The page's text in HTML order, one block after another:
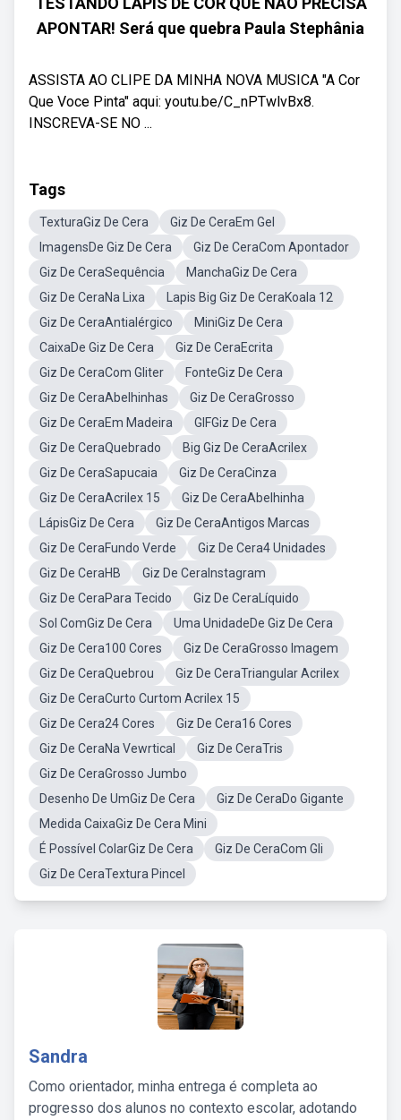
APONTAR! Será que quebra Paula Stephânia
ASSISTA AO CLIPE DA MINHA NOVA MUSICA "A Cor
Que Voce Pinta" aqui: youtu.be/C_nPTwlvBx8.
INSCREVA-SE NO ...
Tags
TexturaGiz De Cera
Giz De CeraEm Gel
ImagensDe Giz De Cera
Giz De CeraCom Apontador
Giz De CeraSequência
ManchaGiz De Cera
Giz De CeraNa Lixa
Lapis Big Giz De CeraKoala 12
Giz De CeraAntialérgico
MiniGiz De Cera
CaixaDe Giz De Cera
Giz De CeraEcrita
Giz De CeraCom Gliter
FonteGiz De Cera
Giz De CeraAbelhinhas
Giz De CeraGrosso
Giz De CeraEm Madeira
GIFGiz De Cera
Giz De CeraQuebrado
Big Giz De CeraAcrilex
Giz De CeraSapucaia
Giz De CeraCinza
Giz De CeraAcrilex 15
Giz De CeraAbelhinha
LápisGiz De Cera
Giz De CeraAntigos Marcas
Giz De CeraFundo Verde
Giz De Cera4 Unidades
Giz De CeraHB
Giz De CeraInstagram
Giz De CeraPara Tecido
Giz De CeraLíquido
Sol ComGiz De Cera
Uma UnidadeDe Giz De Cera
Giz De Cera100 Cores
Giz De CeraGrosso Imagem
Giz De CeraQuebrou
Giz De CeraTriangular Acrilex
Giz De CeraCurto Curtom Acrilex 15
Giz De Cera24 Cores
Giz De Cera16 Cores
Giz De CeraNa Vewrtical
Giz De CeraTris
Giz De CeraGrosso Jumbo
Desenho De UmGiz De Cera
Giz De CeraDo Gigante
Medida CaixaGiz De Cera Mini
É Possível ColarGiz De Cera
Giz De CeraCom Gli
Giz De CeraTextura Pincel
Sandra
Como orientador, minha entrega é completa ao
progresso dos alunos no contexto escolar, adotando